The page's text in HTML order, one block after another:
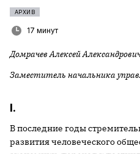
АРХИВ
17 минут
Домрачев Алексей
Заместитель начальника
I.
В последние годы
развития человеческого